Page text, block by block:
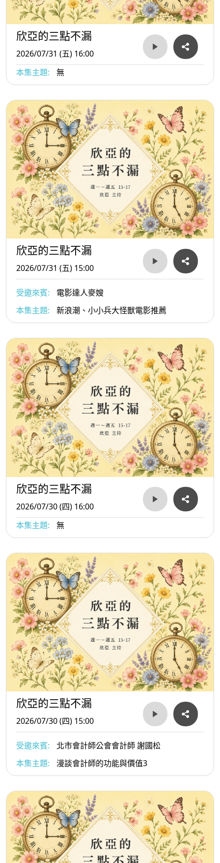
欣亞的三點不漏
2026/07/31 (五) 16:00
本集主題:
無
欣亞的三點不漏
2026/07/31 (五) 15:00
受邀來賓:
電影達人麥嫂
本集主題:
新浪潮、小小兵大怪獸電影推薦
欣亞的三點不漏
2026/07/30 (四) 16:00
本集主題:
無
欣亞的三點不漏
2026/07/30 (四) 15:00
受邀來賓:
北市會計師公會會計師 謝國松
本集主題:
漫談會計師的功能與價值3